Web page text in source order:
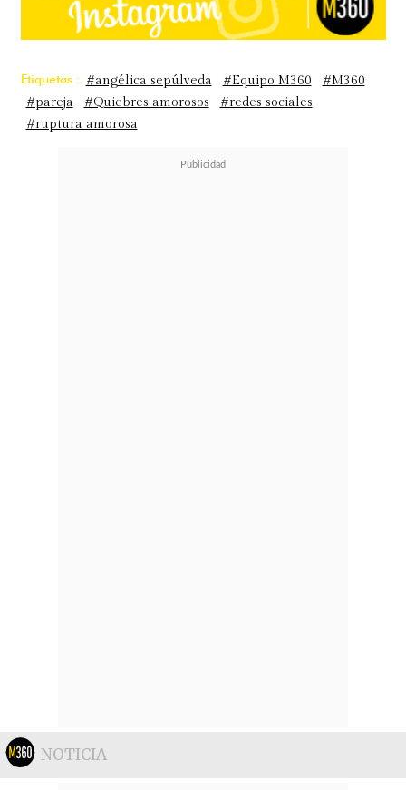
Etiquetas : #angélica sepúlveda #Equipo M360
#M360
#pareja
#Quiebres amorosos
#redes sociales
#ruptura amorosa
NOTICIA